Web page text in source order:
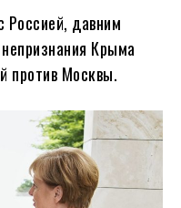
Россией, давним
Крыма
против Москвы.